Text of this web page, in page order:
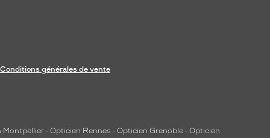
Conditions générales de vente
Montpellier - Opticien Rennes - Opticien Grenoble - Opticien